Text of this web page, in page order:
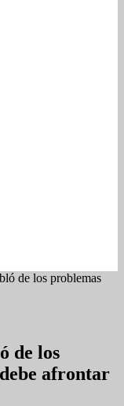
de los problemas
de los
afrontar